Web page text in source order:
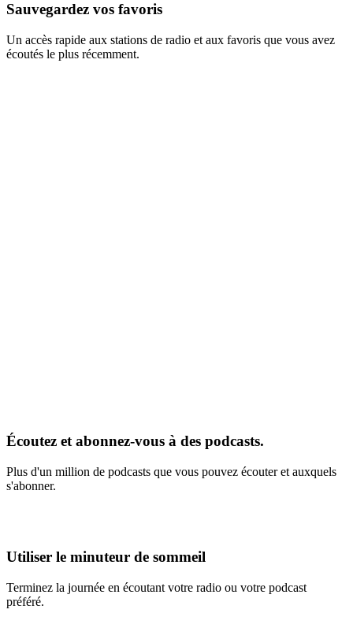
Sauvegardez vos favoris
Un accès rapide aux stations de radio et aux favoris que vous avez
écoutés le plus récemment.
Écoutez et abonnez-vous à des podcasts.
Plus d'un million de podcasts que vous pouvez écouter et auxquels
s'abonner.
Utiliser le minuteur de sommeil
Terminez la journée en écoutant votre radio ou votre podcast
préféré.